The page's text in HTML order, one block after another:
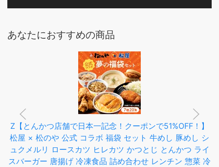
あなたにおすすめの商品
Z【とんかつ店舗で日本一記念！クーポンで51%OFF！】
松屋 × 松のや 公式 コラボ 福袋 セット 牛めし 豚めし シ
ュクメルリ ロースカツ ヒレカツ かつとじ とんかつ ライ
スバーガー 唐揚げ 冷凍食品 詰め合わせ レンチン 惣菜 冷